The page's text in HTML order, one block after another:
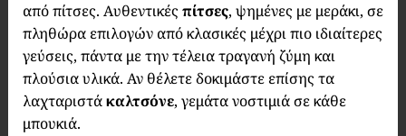
από πίτσες. Αυθεντικές πίτσες, ψημένες με μεράκι, σε
πληθώρα επιλογών από κλασικές μέχρι πιο ιδιαίτερες
γεύσεις, πάντα με την τέλεια τραγανή ζύμη και
πλούσια υλικά. Αν θέλετε δοκιμάστε επίσης τα
λαχταριστάκαλτσόνε, γεμάτα νοστιμιά σε κάθε
μπουκιά.